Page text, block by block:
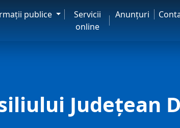
publice
Servicii
online
Anunţuri
Județean